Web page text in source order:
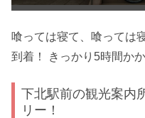
喰っては寝て、喰っては
到着！ きっかり5時間かか
下北駅前の観光案内
リー！